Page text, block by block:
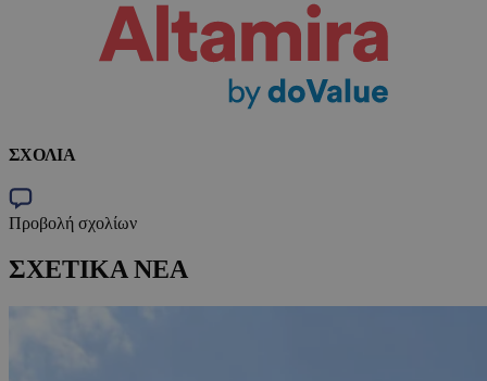
ΣΧΟΛΙΑ
Προβολή σχολίων
ΣΧΕΤΙΚΑ ΝΕΑ